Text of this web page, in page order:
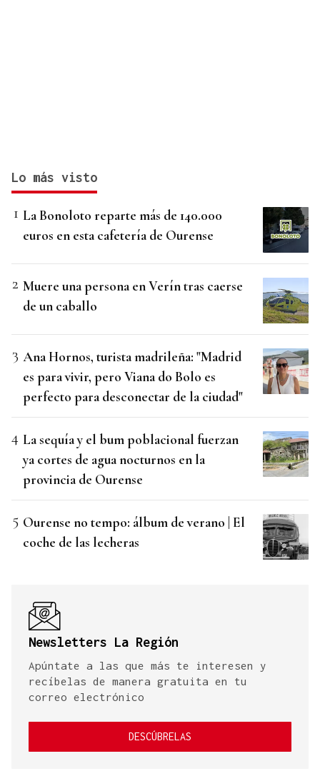
Lo más visto
La Bonoloto reparte más de 140.000
euros en esta cafetería de Ourense
Muere una persona en Verín tras caerse
de un caballo
Ana Hornos, turista madrileña: "Madrid
es para vivir, pero Viana do Bolo es
perfecto para desconectar de la ciudad"
La sequía y el bum poblacional fuerzan
ya cortes de agua nocturnos en la
provincia de Ourense
Ourense no tempo: álbum de verano | El
coche de las lecheras
Newsletters La Región
Apúntate a las que más te interesen y
recíbelas de manera gratuita en tu
correo electrónico
DESCÚBRELAS